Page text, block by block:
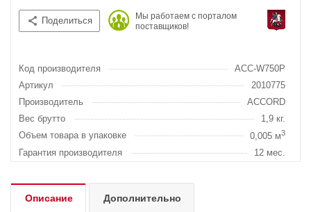
Поделиться
Мы работаем с порталом
поставщиков!
Код производителя
ACC-W750P
Артикул
2010775
Производитель
ACCORD
Вес брутто
1,9 кг.
Объем товара в упаковке
0,005 м3
Гарантия производителя 12 мес.
Описание Дополнительно